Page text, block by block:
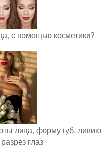
с помощью косметики?
лица, форму губ, линию
глаз.